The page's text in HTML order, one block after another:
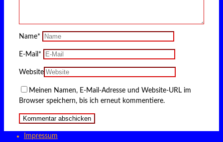
Name*
E-Mail *
Website
Meinen Namen, E-Mail-Adresse und Website-URL im
Browser speichern, bis ich erneut kommentiere.
Impressum